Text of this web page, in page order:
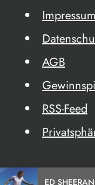
AGB
RSS-Feed
ED SHEERAN